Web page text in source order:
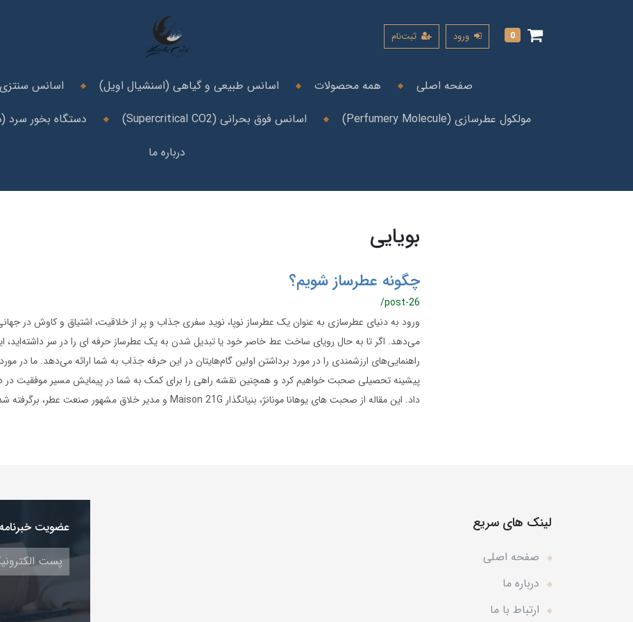
0 ورود ثبت‌نام
صفحه اصلی همه محصولات اسانس طبیعی و گیاهی (اسنشیال اویل)
اسانس
مولکول عطرسازی (Perfumery Molecule)
اسانس فوق بحرانی (Supercritical CO2) دستگاه بخور سرد
درباره ما
بویایی
چگونه عطرساز شویم؟
/post-26
ورود به دنیای عطرسازی به عنوان یک عطرساز نوپا، نوید سفری جذاب و پر از خلاقیت، اشتیاق و کاوش در
می‌دهد. اگر تا به حال رویای ساخت عط خاصر خود یا تبدیل شدن به یک عطرساز حرفه ای را در سر داشته‌اید،
راهنمایی‌های ارزشمندی را در مورد برداشتن اولین گام‌هایتان در این حرفه جذاب به شما ارائه می‌دهد. ما در
پیشینه تحصیلی صحبت خواهیم کرد و همچنین نقشه راهی را برای کمک به شما در پیمایش مسیر موفقیت در
داد. این مقاله از صحبت های یوهانا مونانژ، بنیانگذار Maison 21G و مدیر خلاق مشهور صنعت عطر، برگرفته شده است.
لینک های سریع
صفحه اصلی
درباره ما
ارتباط با ما
عضویت خبرنامه